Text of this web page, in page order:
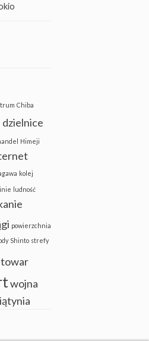
Chiba
dzielnice
Himeji
kolej
ludność
powierzchnia
Shinto strefy
towar
wojna